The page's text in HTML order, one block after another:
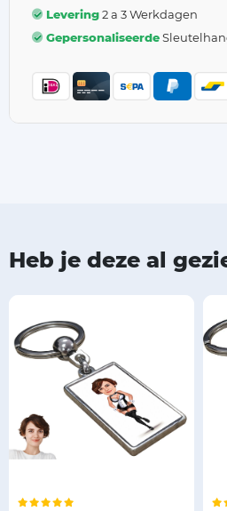
Levering2 a 3 Werkdagen
Gepersonaliseerde
Heb je deze al